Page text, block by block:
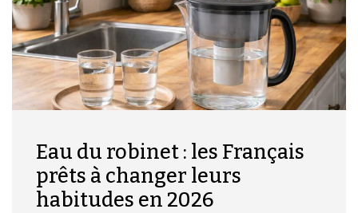
Eau du robinet : les Français
prêts à changer leurs
habitudes en 2026